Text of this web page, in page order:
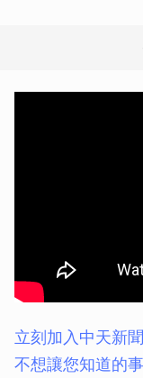
立刻加入中天新
不想讓您知道的事